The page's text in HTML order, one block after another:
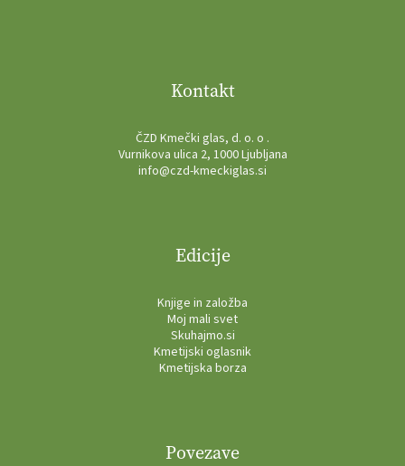
Kontakt
ČZD Kmečki glas, d. o. o .
Vurnikova ulica 2, 1000 Ljubljana
info@czd-kmeckiglas.si
Edicije
Knjige in založba
Moj mali svet
Skuhajmo.si
Kmetijski oglasnik
Kmetijska borza
Povezave